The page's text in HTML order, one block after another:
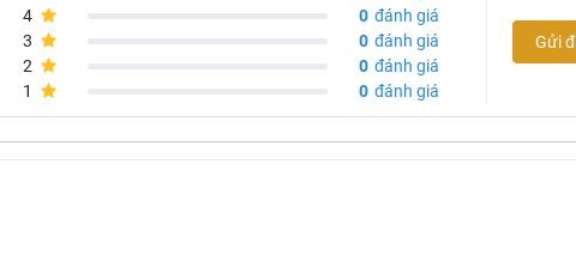
4
0 đánh giá
3
0 đánh giá
2
0 đánh giá
1
0 đánh giá
Gửi